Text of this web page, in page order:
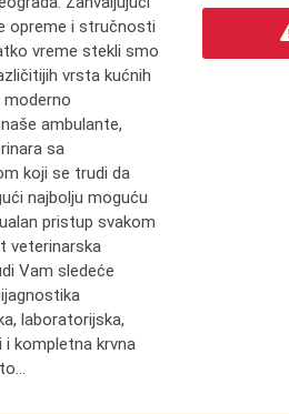
opreme i stručnosti
vreme stekli smo
vrsta kućnih
moderno
ambulante,
sa
koji se trudi da
najbolju moguću
pristup svakom
veterinarska
Vam sledeće
laboratorijska,
i kompletna krvna